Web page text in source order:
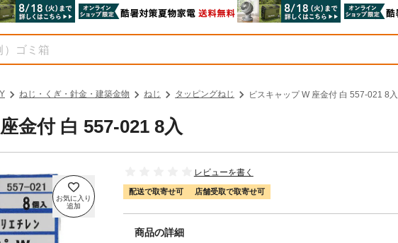
ねじ・くぎ・針金・建築金物 ねじ タッピングねじ ビスキャップ W 座金付 白 557-021 8入
金付 白 557-021 8入
レビューを書く
配送で取寄せ可 店舗受取で取寄せ可
商品の詳細